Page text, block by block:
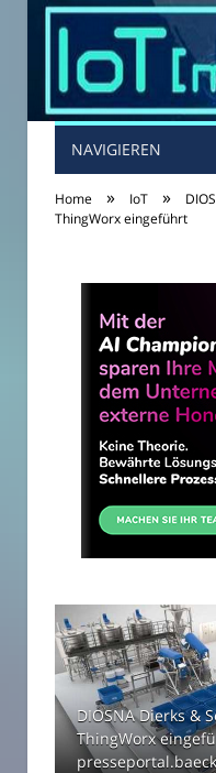
NAVIGIEREN
Home » IoT »
ThingWorx eingeführt
DIOSNA Dierks &
ThingWorx